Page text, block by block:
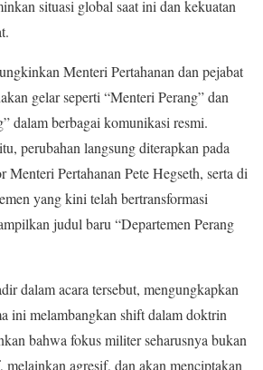
situasi global saat ini dan kekuatan
Menteri Pertahanan dan pejabat
gelar seperti “Menteri Perang” dan
dalam berbagai komunikasi resmi.
perubahan langsung diterapkan pada
Menteri Pertahanan Pete Hegseth, serta di
yang kini telah bertransformasi
judul baru “Departemen Perang
dalam acara tersebut, mengungkapkan
ini melambangkan shift dalam doktrin
bahwa fokus militer seharusnya bukan
melainkan agresif, dan akan menciptakan